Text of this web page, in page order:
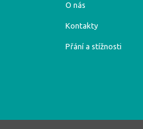
O nás
Kontakty
Přání a stížnosti